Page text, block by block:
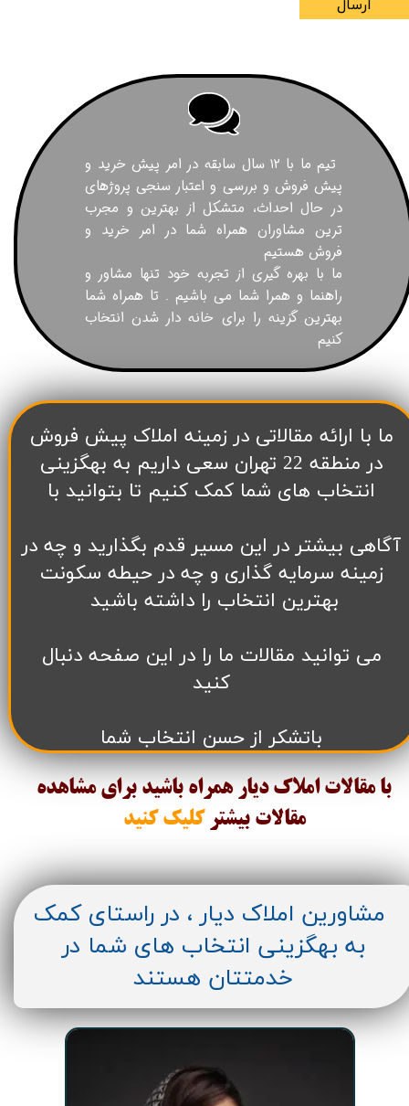
ارسال
تیم ما با ۱۲ سال سابقه در امر پیش خرید و
پیش فروش و بررسی و اعتبار سنجی پروژهای
در حال احداث، متشکل از بهترین و مجرب
ترین مشاوران همراه شما در امر خرید و
فروش هستیم
ما با بهره گیری از تجربه خود تنها مشاور و
راهنما و همرا شما می باشیم . تا همراه شما
بهترین گزینه را برای خانه دار شدن انتخاب
کنیم
​ما با ارائه مقالاتی در زمینه املاک پیش فروش
در منطقه 22 تهران سعی داریم به بهگزینی
انتخاب های شما کمک کنیم تا بتوانید با
آگاهی بیشتر در این مسیر قدم بگذارید و چه در
زمینه سرمایه گذاری و چه در حیطه سکونت
بهترین انتخاب را داشته باشید
می توانید مقالات ما را در این صفحه دنبال
کنید
باتشکر از حسن انتخاب شما
با مقالات املاک دیار همراه باشید برای مشاهده
مقالات بیشتر کلیک کنید
مشاورین املاک دیار ، در راستای کمک
به بهگزینی انتخاب های شما در
خدمتتان هستند